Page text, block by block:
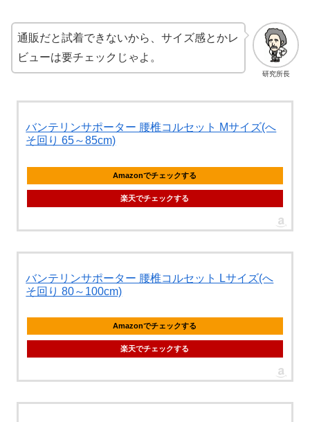
研究所長
通販だと試着できないから、サイズ感とかレ
ビューは要チェックじゃよ。
バンテリンサポーター 腰椎コルセット Mサイズ(へ
そ回り 65～85cm)
Amazonでチェックする
楽天でチェックする
バンテリンサポーター 腰椎コルセット Lサイズ(へ
そ回り 80～100cm)
Amazonでチェックする
楽天でチェックする